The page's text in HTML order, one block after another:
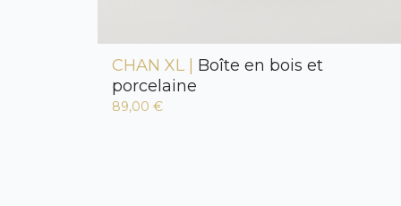
CHAN XL | Boîte en bois et
porcelaine
89,00 €